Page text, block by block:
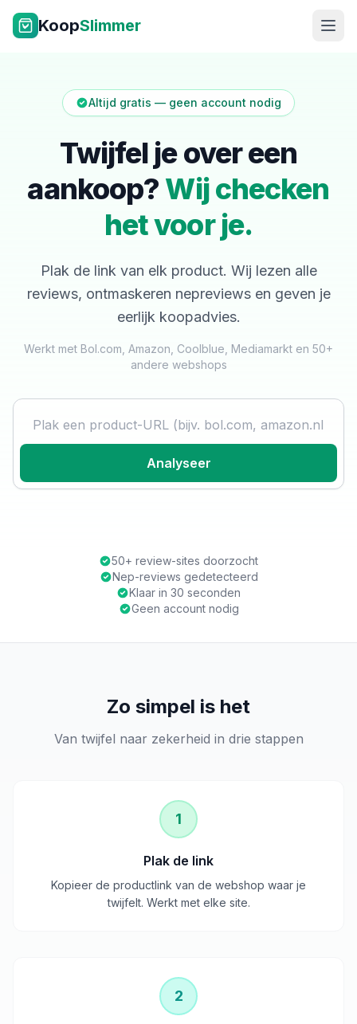
Ga naar inhoud
KoopSlimmer
NL|EN
Altijd gratis — geen account nodig
Twijfel je over een
aankoop? Wij checken
het voor je.
Plak de link van elk product. Wij lezen alle
reviews, ontmaskeren nepreviews en geven je
eerlijk koopadvies.
Werkt met Bol.com, Amazon, Coolblue, Mediamarkt en 50+
andere webshops
Analyseer
50+ review-sites doorzocht
Nep-reviews gedetecteerd
Klaar in 30 seconden
Geen account nodig
Zo simpel is het
Van twijfel naar zekerheid in drie stappen
1
Plak de link
Kopieer de productlink van de webshop waar je
twijfelt. Werkt met elke site.
2